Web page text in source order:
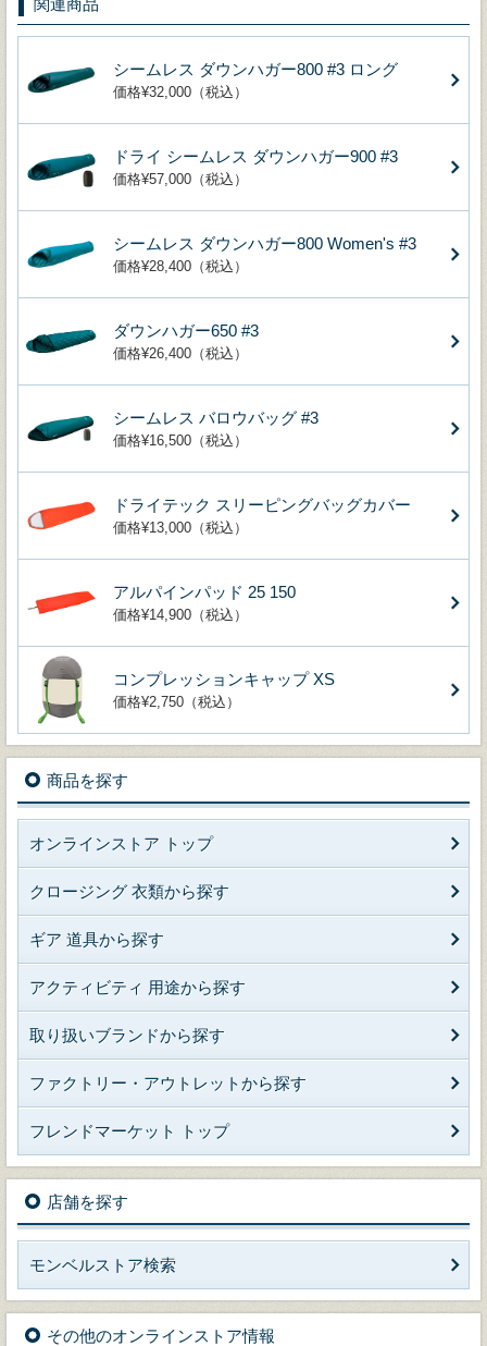
シームレス ダウンハガー800 #3 ロング
価格¥32,000（税込）
ドライ シームレス ダウンハガー900 #3
価格¥57,000（税込）
シームレス ダウンハガー800 Women's #3
価格¥28,400（税込）
ダウンハガー650 #3
価格¥26,400（税込）
シームレス バロウバッグ #3
価格¥16,500（税込）
ドライテック スリーピングバッグカバー
価格¥13,000（税込）
アルパインパッド 25 150
価格¥14,900（税込）
コンプレッションキャップ XS
価格¥2,750（税込）
商品を探す
オンラインストア トップ
クロージング 衣類から探す
ギア 道具から探す
アクティビティ 用途から探す
取り扱いブランドから探す
ファクトリー・アウトレットから探す
フレンドマーケット トップ
店舗を探す
モンベルストア検索
その他のオンラインストア情報